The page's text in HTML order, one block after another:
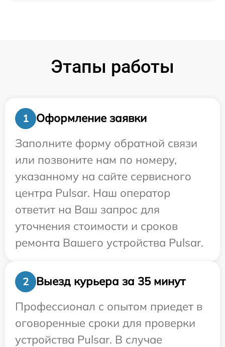
Этапы работы
1
Оформление заявки
Заполните форму обратной связи
или позвоните нам по номеру,
указанному на сайте сервисного
центра Pulsar. Наш оператор
ответит на Ваш запрос для
уточнения стоимости и сроков
ремонта Вашего устройства Pulsar.
2
Выезд курьера за 35 минут
Профессионал с опытом приедет в
оговоренные сроки для проверки
устройства Pulsar. В случае